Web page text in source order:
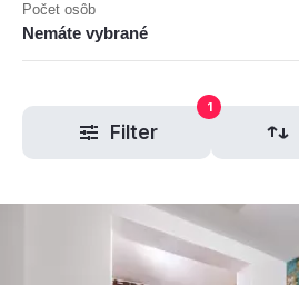
Počet osôb
Nemáte vybrané
Filter
1